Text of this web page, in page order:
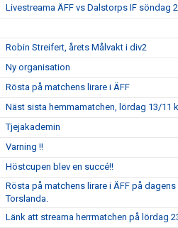
Livestreama ÄFF vs Dalstorps IF söndag
Robin Streifert, årets Målvakt i div2
Ny organisation
Rösta på matchens lirare i ÄFF
Näst sista hemmamatchen, lördag 13/11
Tjejakademin
Varning !!
Höstcupen blev en succé!!
Rösta på matchens lirare i ÄFF på
Torslanda.
Länk att streama herrmatchen på lördag